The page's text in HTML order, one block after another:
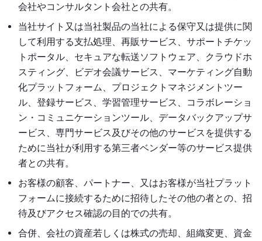
会社やコンサルタント会社との共有。
当社サイト又は当社製品の当社による保守又は提供に関
して利用する支払処理、再販サービス、サポートチケッ
トポータル、セキュアな転送ソフトウェア、クラウドホ
スティング、ビデオ会議サービス、マーケティング自動
化プラットフォーム、プロジェクトマネジメントツー
ル、登録サービス、学習管理サービス、コラボレーショ
ン・コミュニケーションツール、データバックアップサ
ービス、専門サービス及びその他のサービスを提供する
ために当社が利用する第三者ベンダー等のサービス提供
者との共有。
お客様の顧客、パートナー、又はお客様が当社プラット
フォームに接続するために招待したその他の者との、招
待及びアクセス確認の目的での共有。
合併、会社の資産若しくは株式の売却、組織変更、資金